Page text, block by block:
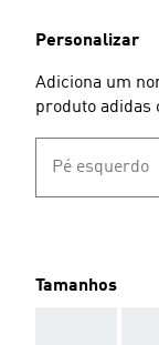
Personalizar
Adiciona um
produto adidas
Pé esquerdo
Tamanhos